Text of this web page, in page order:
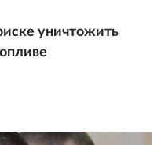
уничтожить